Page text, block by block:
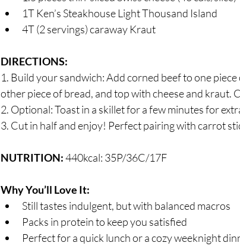
1T Ken’s Steakhouse Light Thousand Island
4T (2 servings) caraway Kraut
DIRECTIONS:
1. Build your sandwich: Add corned beef to one
other piece of bread, and top with cheese and kraut.
2. Optional: Toast in a skillet for a few minutes for
3. Cut in half and enjoy! Perfect pairing with carrot
NUTRITION: 440kcal: 35P/36C/17F
Why You’ll Love It:
Still tastes indulgent, but with balanced macros
Packs in protein to keep you satisfied
Perfect for a quick lunch or a cozy weeknight